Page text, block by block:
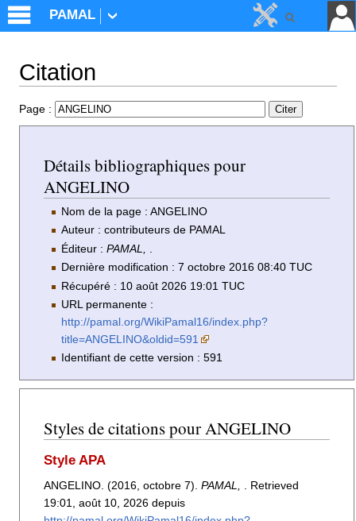
Citation
Page :
Détails bibliographiques pour
ANGELINO
Nom de la page : ANGELINO
Auteur : contributeurs de PAMAL
Éditeur :PAMAL,
Dernière modification : 7 octobre 2016 08:40 TUC
Récupéré : 10 août 2026 19:01 TUC
URL permanente :
http://pamal.org/WikiPamal16/index.php?
title=ANGELINO&oldid=591
Identifiant de cette version : 591
Styles de citations pour ANGELINO
Style APA
ANGELINO. (2016, octobre 7). PAMAL, . Retrieved
19:01, août 10, 2026 depuis
PAMAL